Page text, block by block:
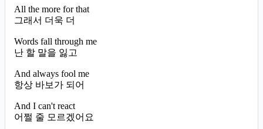
All the more for that
그래서 더욱 더
Words fall through me
난 할 말을 잃고
And always fool me
항상 바보가 되어
And I can't react
어쩔 줄 모르겠어요